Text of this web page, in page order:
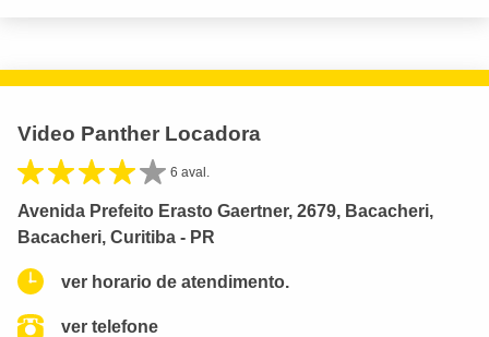
Video Panther Locadora
6 aval.
Avenida Prefeito Erasto Gaertner, 2679, Bacacheri,
Bacacheri, Curitiba - PR
ver horario de atendimento.
ver telefone